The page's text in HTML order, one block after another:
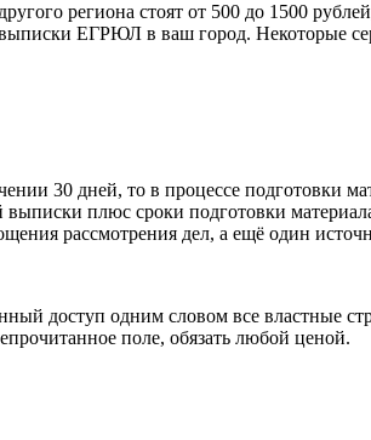
региона стоят от 500 до 1500
ЕГРЮЛ в ваш город. Некоторые
30 дней, то в процессе подготовки
плюс сроки подготовки
рассмотрения дел, а ещё один
доступ одним словом все властные
поле, обязать любой ценой.